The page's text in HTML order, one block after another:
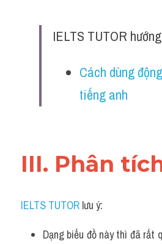
Writing
IELTS TUTOR
Cách dùng
tiếng anh
III. Phân
IELTS TUTOR lưu ý:
Dạng biểu đồ này thì đã rất